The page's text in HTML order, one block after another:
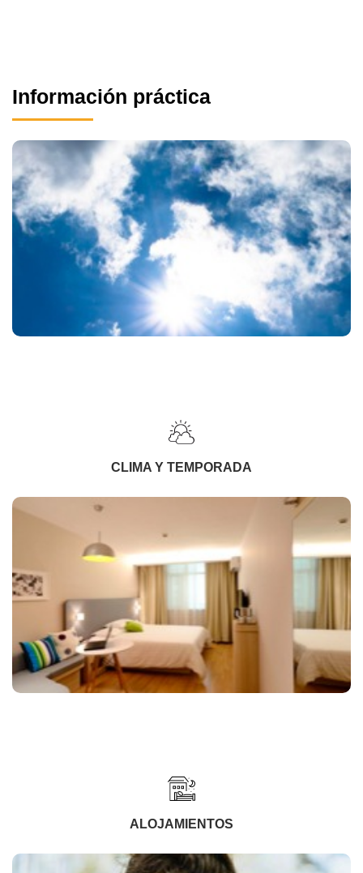
Información práctica
CLIMA Y TEMPORADA
ALOJAMIENTOS